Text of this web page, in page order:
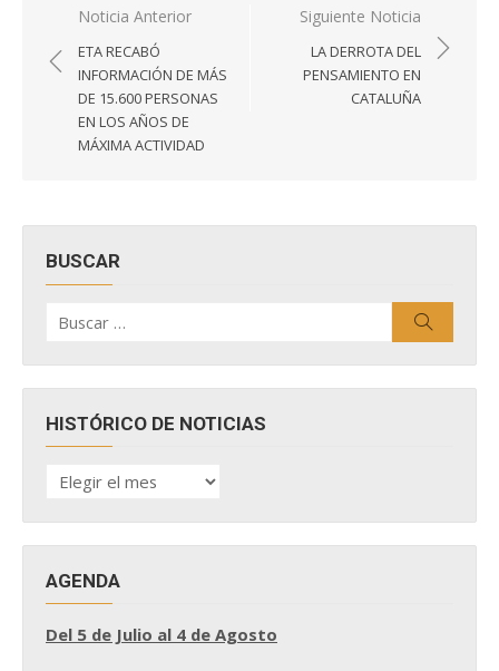
Navegación
de
entradas
Noticia Anterior
ETA RECABÓ
INFORMACIÓN DE MÁS
DE 15.600 PERSONAS
EN LOS AÑOS DE
MÁXIMA ACTIVIDAD
Siguiente Noticia
LA DERROTA DEL
PENSAMIENTO EN
CATALUÑA
BUSCAR
por:
HISTÓRICO DE NOTICIAS
HISTÓRICO
DE
AGENDA
Del 5 de Julio al 4 de Agosto